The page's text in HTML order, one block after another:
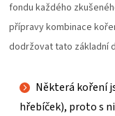
fondu každého
přípravy kombinace
dodržovat tato základní
Některá koření
hřebíček), proto s